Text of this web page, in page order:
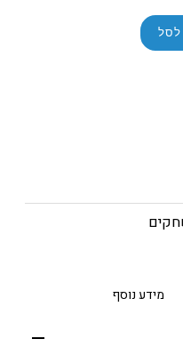
לסל
מידע נוסף